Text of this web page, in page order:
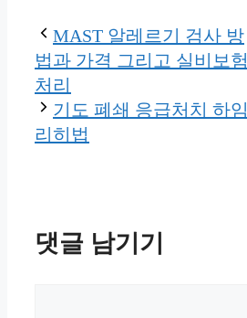
MAST 알레르기 검사 방
법과 가격 그리고 실비보험
처리
기도 폐쇄 응급처치 하임
리히법
댓글 남기기